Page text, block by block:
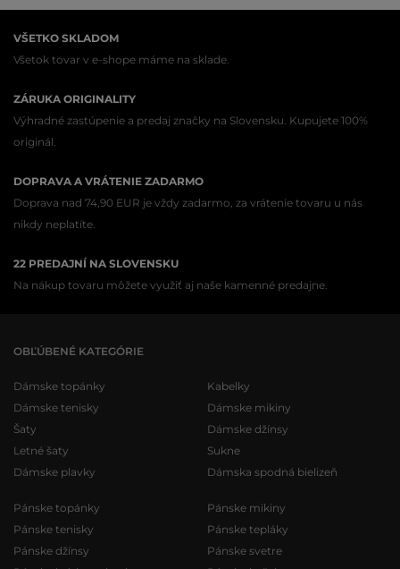
VŠETKO SKLADOM
Všetok tovar v e-shope máme na sklade.
ZÁRUKA ORIGINALITY
Výhradné zastúpenie a predaj značky na Slovensku. Kupujete 100%
originál.
DOPRAVA A VRÁTENIE ZADARMO
Doprava nad 74,90 EUR je vždy zadarmo, za vrátenie tovaru u nás
nikdy neplatíte.
22 PREDAJNÍ NA SLOVENSKU
Na nákup tovaru môžete využiť aj naše kamenné predajne.
OBĽÚBENÉ KATEGÓRIE
Dámske topánky
Dámske tenisky
Šaty
Letné šaty
Dámske plavky
Kabelky
Dámske mikiny
Dámske džínsy
Sukne
Dámska spodná bielizeň
Pánske topánky
Pánske tenisky
Pánske džínsy
Pánske mikiny
Pánske tepláky
Pánske svetre